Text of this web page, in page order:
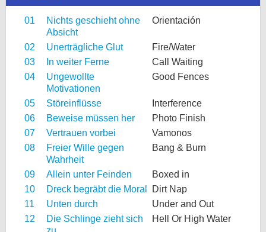
01
Nichts geschieht ohne
Absicht
Orientación
02 Unerträgliche Glut
Fire/Water
03
In weiter Ferne
Call Waiting
04
Ungewollte
Motivationen
Good Fences
05 Störeinflüsse
Interference
06
Beweise müssen her
Photo Finish
07
Vertrauen vorbei
Vamonos
08
Freier Wille gegen
Wahrheit
Bang & Burn
09 Allein unter Feinden
Boxed in
10
Dreck begräbt die Moral
Dirt Nap
11
Unten durch
Under and Out
12
Die Schlinge zieht sich
Hell Or High Water